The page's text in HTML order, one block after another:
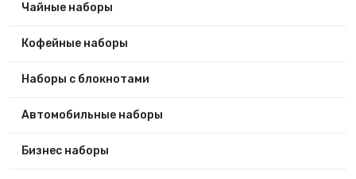
Чайные наборы
Кофейные наборы
Наборы с блокнотами
Автомобильные наборы
Бизнес наборы